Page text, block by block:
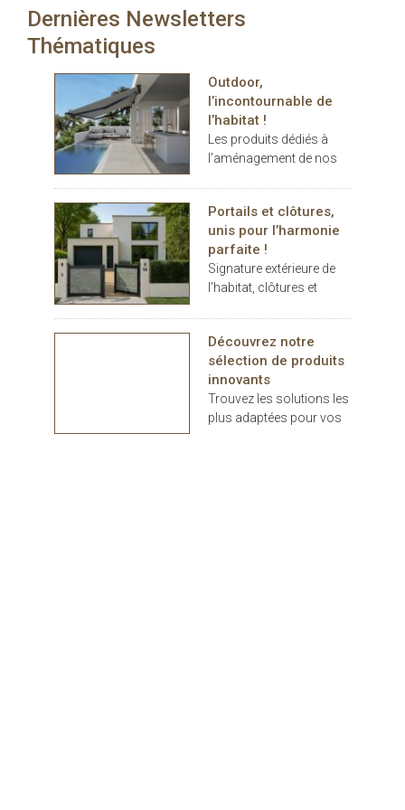
gamme propose ainsi
: de véritables
inspirations pour
sublimer les intérieurs.
carport… les espaces
prolongements de
l’habitat. Dans ce
contexte, THERMOTOP®
s’impose comme un
partenaire clé pour
concevoir des espaces
de vie confortables,
esthétiques et durables,
dedans comme dehors.
Dernières Newsletters
Thématiques
Outdoor,
l’incontournable de
l’habitat !
Les produits dédiés à
l’aménagement de nos
des dernières années
comme des éléments
indispensables au
confort.
Portails et clôtures,
unis pour l’harmonie
parfaite !
Signature extérieure de
l’habitat, clôtures et
décoratifs, rivalisent
d’inspiration
Découvrez notre
sélection de produits
innovants
Trouvez les solutions les
plus adaptées pour vos